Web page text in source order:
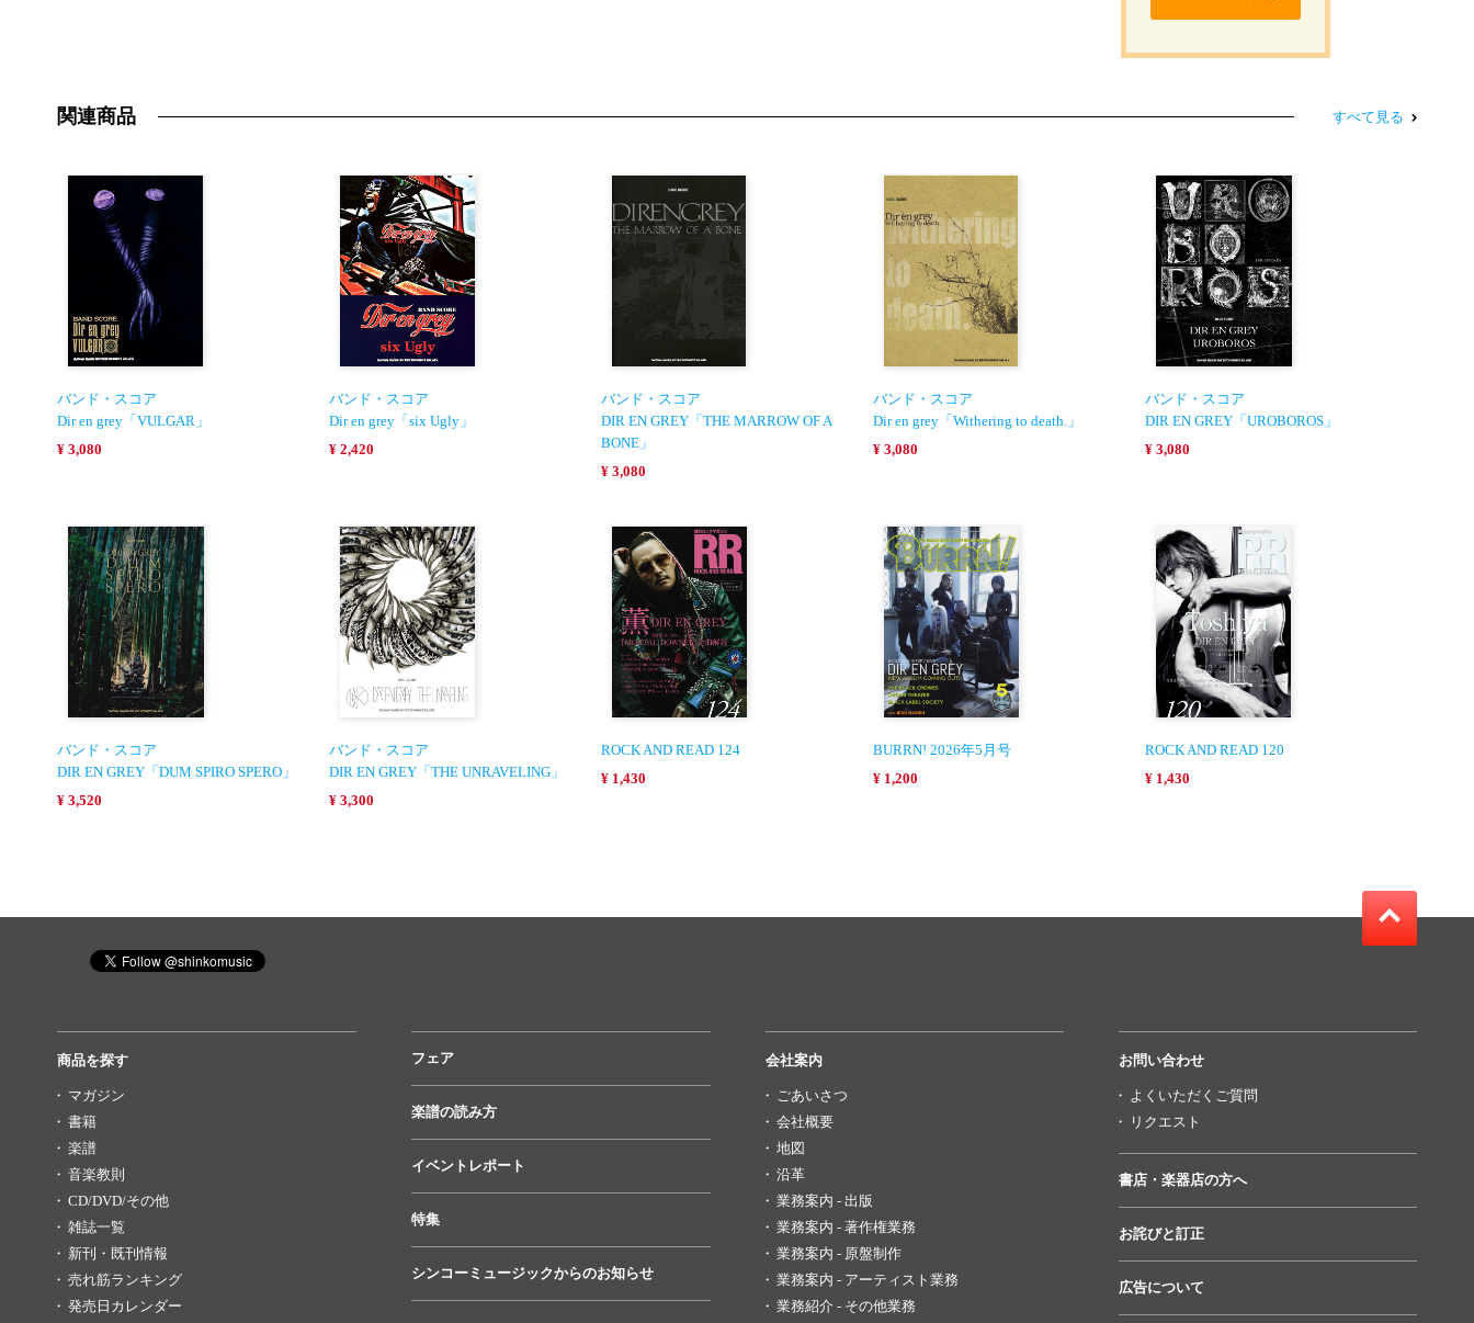
関連商品 すべて見る
バンド・スコア
Dir en grey「VULGAR」
¥ 3,080
バンド・スコア
Dir en grey「six Ugly」
¥ 2,420
バンド・スコア
DIR EN GREY「THE MARROW OF A
BONE」
¥ 3,080
バンド・スコア
Dir en grey「Withering to death.」
¥ 3,080
バンド・スコア
DIR EN GREY「UROBOROS」
¥ 3,080
バンド・スコア
DIR EN GREY「DUM SPIRO SPERO」
¥ 3,520
バンド・スコア
DIR EN GREY「THE UNRAVELING」
¥ 3,300
ROCK AND READ 124
¥ 1,430
BURRN! 2026年5月号
¥ 1,200
ROCK AND READ 120
¥ 1,430
商品を探す
マガジン
書籍
楽譜
音楽教則
CD/DVD/その他
雑誌一覧
新刊・既刊情報
売れ筋ランキング
発売日カレンダー
フェア
楽譜の読み方
イベントレポート
特集
シンコーミュージックからのお知らせ
会社案内
ごあいさつ
会社概要
地図
沿革
業務案内 - 出版
業務案内 - 著作権業務
業務案内 - 原盤制作
業務案内 - アーティスト業務
業務紹介 - その他業務
お問い合わせ
よくいただくご質問
リクエスト
書店・楽器店の方へ
お詫びと訂正
広告について